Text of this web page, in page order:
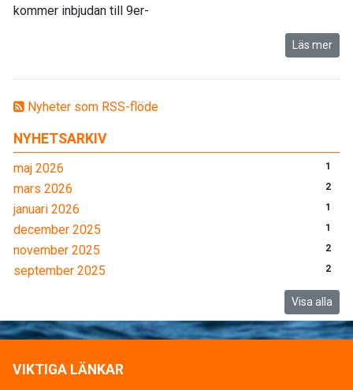
Nyheter som RSS-flöde
NYHETSARKIV
maj 2026 1
mars 2026 2
januari 2026 1
december 2025 1
november 2025 2
september 2025 2
Visa alla
kommer inbjudan till 9er-
Läs mer
VIKTIGA LÄNKAR